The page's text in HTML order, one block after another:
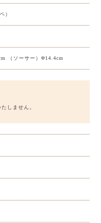
）
（ソーサー）Φ14.4cm
しません。